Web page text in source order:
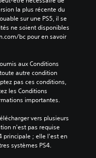
la plus récente du
sur une PS5, il se
ne soient disponibles
bc pour en savoir
aux Conditions
autre condition
pas ces conditions,
les Conditions
importantes.
vers plusieurs
n'est pas requise
principale ; elle l'est en
systèmes PS4.